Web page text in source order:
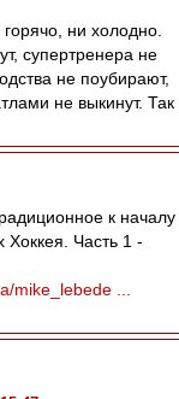
ни холодно.
супертренера не
не поубирают,
не выкинут. Так
к началу
Хоккея. Часть 1 -
mike_lebede ...